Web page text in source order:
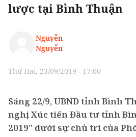
lược tại Bình Thuận
Nguyễn
Nguyễn
Thứ Hai, 23/09/2019 - 17:00
Sáng 22/9, UBND tỉnh Bình
nghị Xúc tiến Đầu tư tỉnh
2019” dưới sự chủ trì của